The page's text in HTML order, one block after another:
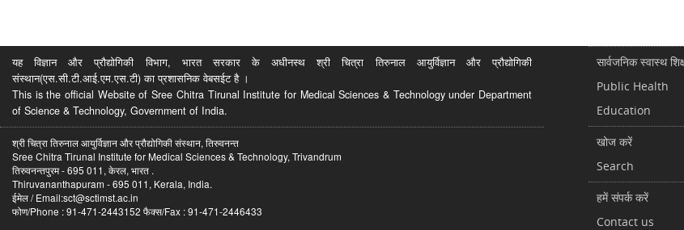
यह विज्ञान और प्रौद्योगिकी विभाग, भारत सरकार के अधीनस्थ श्री चित्रा तिरुनाल आयुर्विज्ञान और प्रौद्योगिकी
संस्थान(एस.सी.टी.आई.एम.एस.टी) का प्रशासनिक वेबसईट है ।
This is the official Website of Sree Chitra Tirunal Institute for Medical Sciences & Technology under Department
of Science & Technology, Government of India.
श्री चित्रा तिरुनाल आयुर्विज्ञान और प्रौद्योगिकी संस्थान, तिरुवनन्त
Sree Chitra Tirunal Institute for Medical Sciences & Technology, Trivandrum
तिरुवनन्तपुरम - 695 011, केरल, भारत .
Thiruvananthapuram - 695 011, Kerala, India.
ईमेल / Email:sct@sctimst.ac.in
फोण/Phone : 91-471-2443152 फैक्स/Fax : 91-471-2446433
सार्वजनिक स्वास्थ
Public Health
Education
खोज करें
Search
हमें संपर्क करें
Contact us